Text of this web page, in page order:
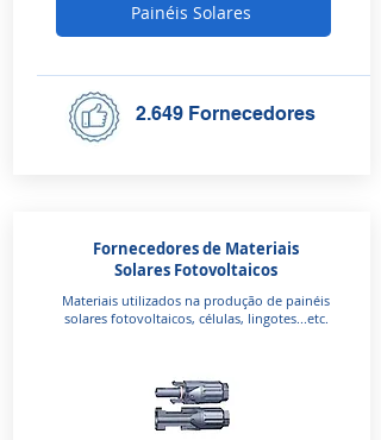
Painéis Solares
2.649 Fornecedores
Fornecedores de Materiais
Solares Fotovoltaicos
Materiais utilizados na produção de painéis
solares fotovoltaicos, células, lingotes...etc.